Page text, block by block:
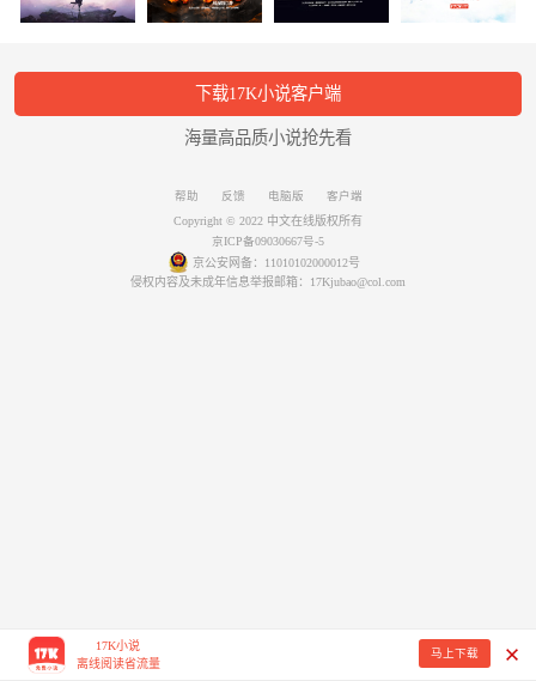
下载17K小说客户端
海量高品质小说抢先看
帮助 反馈 电脑版
客户端
Copyright © 2022 中文在线版权所有
京ICP备09030667号-5
京公安网备：11010102000012号
侵权内容及未成年信息举报邮箱：17Kjubao@col.com
17K小说
离线阅读省流量
马上下载